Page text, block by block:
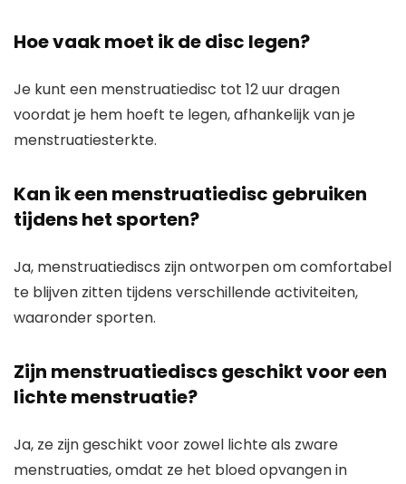
Hoe vaak moet ik de disc legen?
Je kunt een menstruatiedisc tot 12 uur dragen
voordat je hem hoeft te legen, afhankelijk van je
menstruatiesterkte.
Kan ik een menstruatiedisc gebruiken
tijdens het sporten?
Ja, menstruatiediscs zijn ontworpen om comfortabel
te blijven zitten tijdens verschillende activiteiten,
waaronder sporten.
Zijn menstruatiediscs geschikt voor een
lichte menstruatie?
Ja, ze zijn geschikt voor zowel lichte als zware
menstruaties, omdat ze het bloed opvangen in